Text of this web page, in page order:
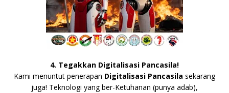
4. Tegakkan Digitalisasi Pancasila!
Kami menuntut penerapan Digitalisasi Pancasila sekarang
juga! Teknologi yang ber-Ketuhanan (punya adab),